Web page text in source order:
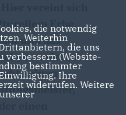
vereint sich
Erbe.
und das
so viel zu
keinen
einen
die notwendig
Weiterhin
die uns
verbessern (Website-
bestimmter
Ihre
widerrufen. Weitere